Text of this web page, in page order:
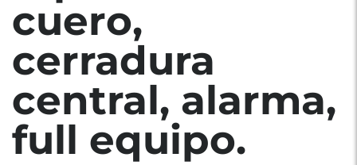
cuero,
cerradura
central, alarma,
full equipo.